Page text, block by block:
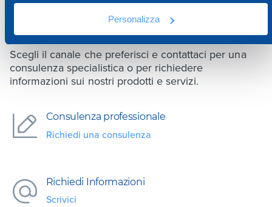
Personalizza
SIAMO A TUA DISPOSIZIONE
Scegli il canale che preferisci e contattaci per una
consulenza specialistica o per richiedere
informazioni sui nostri prodotti e servizi.
Consulenza professionale
Richiedi una consulenza
Richiedi Informazioni
Scrivici